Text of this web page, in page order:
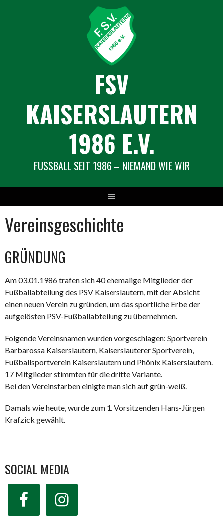
FSV
KAISERSLAUTERN
1986 E.V.
FUSSBALL SEIT 1986 – NIEMAND WIE WIR
Vereinsgeschichte
GRÜNDUNG
Am 03.01.1986 trafen sich 40 ehemalige Mitglieder der
Fußballabteilung des PSV Kaiserslautern, mit der Absicht
einen neuen Verein zu gründen, um das sportliche Erbe der
aufgelösten PSV-Fußballabteilung zu übernehmen.
Folgende Vereinsnamen wurden vorgeschlagen: Sportverein
Barbarossa Kaiserslautern, Kaiserslauterer Sportverein,
Fußballsportverein Kaiserslautern und Phönix Kaiserslautern.
17 Mitglieder stimmten für die dritte Variante.
Bei den Vereinsfarben einigte man sich auf grün-weiß.
Damals wie heute, wurde zum 1. Vorsitzenden Hans-Jürgen
Krafzick gewählt.
SOCIAL MEDIA